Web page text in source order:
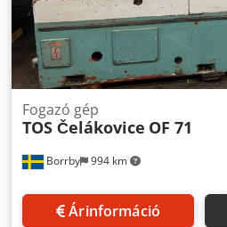
Borrby 994 km
Fogazó gép
TOS Čelákovice OF 71
Árinformáció